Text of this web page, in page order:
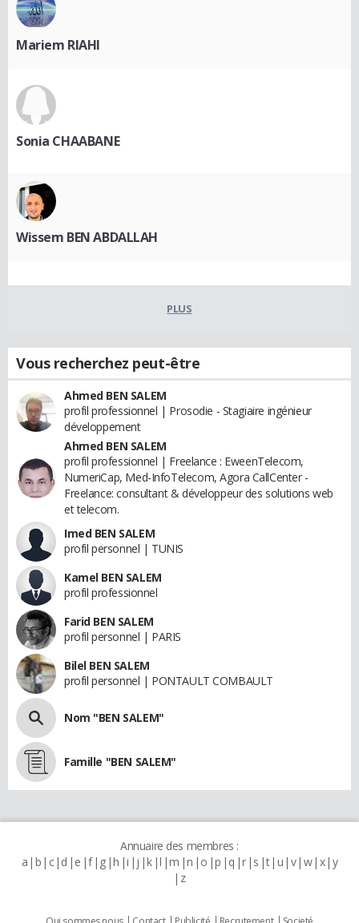
Mariem RIAHI
Sonia CHAABANE
Wissem BEN ABDALLAH
PLUS
Vous recherchez peut-être
Ahmed BEN SALEM
profil professionnel | Prosodie - Stagiaire ingénieur
développement
Ahmed BEN SALEM
profil professionnel | Freelance : EweenTelecom,
NumeriCap, Med-InfoTelecom, Agora CallCenter -
Freelance: consultant & développeur des solutions web
et telecom.
Imed BEN SALEM
profil personnel | TUNIS
Kamel BEN SALEM
profil professionnel
Farid BEN SALEM
profil personnel | PARIS
Bilel BEN SALEM
profil personnel | PONTAULT COMBAULT
Nom "BEN SALEM"
Famille "BEN SALEM"
Annuaire des membres :
a b c d e f g h i j k l m n o p q r s t u v w x y
z